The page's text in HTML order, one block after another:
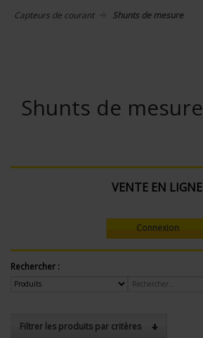
Capteurs de courant
Shunts de mesure
Shunts de mesure
VENTE EN LIGNE
Connexion
Rechercher :
Filtrer les produits par critères